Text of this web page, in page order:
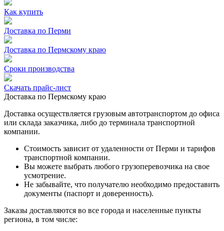
Как купить
Доставка по Перми
Доставка по Пермскому краю
Сроки производства
Скачать прайс-лист
Доставка по Пермскому краю
Доставка осуществляется грузовым автотранспортом до офиса
или склада заказчика, либо до терминала транспортной
компании.
Стоимость зависит от удаленности от Перми и тарифов
транспортной компании.
Вы можете выбрать любого грузоперевозчика на свое
усмотрение.
Не забывайте, что получателю необходимо предоставить
документы (паспорт и доверенность).
Заказы доставляются во все города и населенные пункты
региона, в том числе: